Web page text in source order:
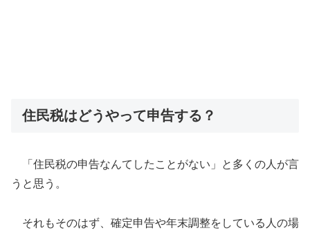
住民税はどうやって申告する？
「住民税の申告なんてしたことがない」と多くの人が言
うと思う。
それもそのはず、確定申告や年末調整をしている人の場